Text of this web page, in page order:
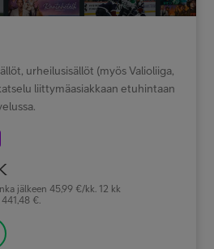
urheilusisällöt (myös Valioliiga,
liittymäasiakkaan etuhintaan
jälkeen 45,99 €/kk. 12 kk
€.